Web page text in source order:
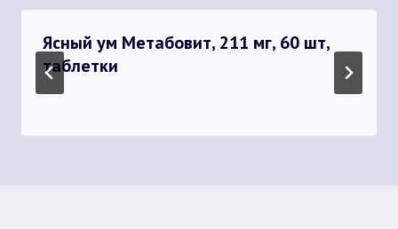
Ясный ум Метабовит, 211 мг, 60 шт,
таблетки